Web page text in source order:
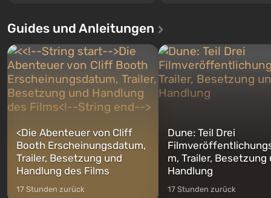
ersten Mal erzählt das Spiel die
Charakteren: Michael, Trevor und
Franklin, zwischen denen Sie
jederzeit...
nach dem Abwurf von
auf Amerika geöffnet wird.
Guides und Anleitungen
<Die Abenteuer von Cliff
Booth Erscheinungsdatum,
Trailer, Besetzung und
Handlung des Films
17 Stunden zurück
Dune: Teil Drei
m, Trailer, Besetzung
Handlung
17 Stunden zurück